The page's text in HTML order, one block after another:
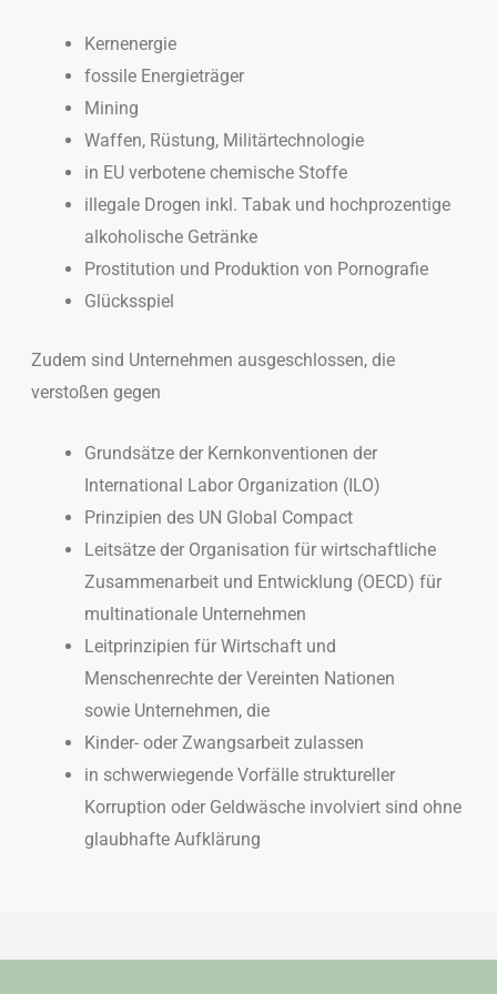
Kernenergie
fossile Energieträger
Mining
Waffen, Rüstung, Militärtechnologie
in EU verbotene chemische Stoffe
illegale Drogen inkl. Tabak und hochprozentige
alkoholische Getränke
Prostitution und Produktion von Pornografie
Glücksspiel
Zudem sind Unternehmen ausgeschlossen, die
verstoßen gegen
Grundsätze der Kernkonventionen der
International Labor Organization (ILO)
Prinzipien des UN Global Compact
Leitsätze der Organisation für wirtschaftliche
Zusammenarbeit und Entwicklung (OECD) für
multinationale Unternehmen
Leitprinzipien für Wirtschaft und
Menschenrechte der Vereinten Nationen
sowie Unternehmen, die
Kinder- oder Zwangsarbeit zulassen
in schwerwiegende Vorfälle struktureller
Korruption oder Geldwäsche involviert sind ohne
glaubhafte Aufklärung